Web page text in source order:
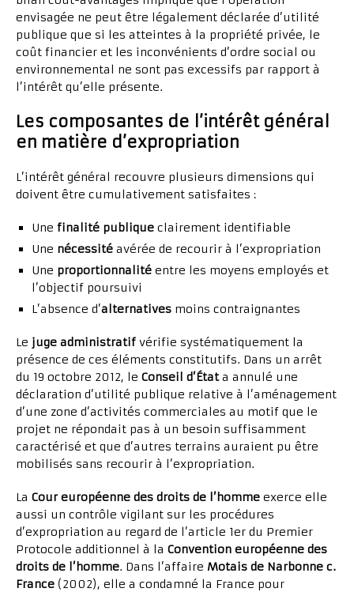
envisagée ne peut être légalement déclarée d’utilité
publique que si les atteintes à la propriété privée, le
coût financier et les inconvénients d’ordre social ou
environnemental ne sont pas excessifs par rapport à
l’intérêt qu’elle présente.
Les composantes de l’intérêt général
en matière d’expropriation
L’intérêt général recouvre plusieurs dimensions qui
doivent être cumulativement satisfaites :
Une finalité publique clairement identifiable
Une nécessité avérée de recourir à l’expropriation
Une proportionnalité entre les moyens employés et
l’objectif poursuivi
L’absence d’alternatives moins contraignantes
Le juge administratif vérifie systématiquement la
présence de ces éléments constitutifs. Dans un arrêt
du 19 octobre 2012, le Conseil d’Étata annulé une
déclaration d’utilité publique relative à l’aménagement
d’une zone d’activités commerciales au motif que le
projet ne répondait pas à un besoin suffisamment
caractérisé et que d’autres terrains auraient pu être
mobilisés sans recourir à l’expropriation.
La Cour européenne des droits de l’homme exerce elle
aussi un contrôle vigilant sur les procédures
d’expropriation au regard de l’article 1er du Premier
Protocole additionnel à la Convention européenne des
droits de l’homme. Dans l’affaire Motais de Narbonne c.
France (2002), elle a condamné la France pour